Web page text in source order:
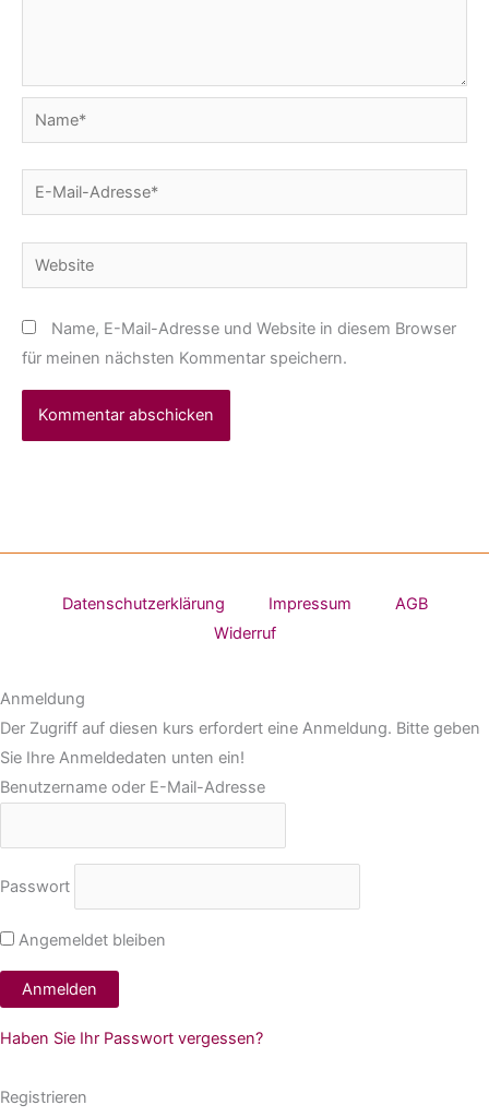
Name*
E-
Mail-
Adresse*
Website
Name, E-Mail-Adresse und Website in diesem Browser
für meinen nächsten Kommentar speichern.
Datenschutzerklärung Impressum
AGB
Widerruf
Anmeldung
Der Zugriff auf diesen kurs erfordert eine Anmeldung. Bitte geben
Sie Ihre Anmeldedaten unten ein!
Benutzername oder E-Mail-Adresse
Passwort
Angemeldet bleiben
Haben Sie Ihr Passwort vergessen?
Registrieren